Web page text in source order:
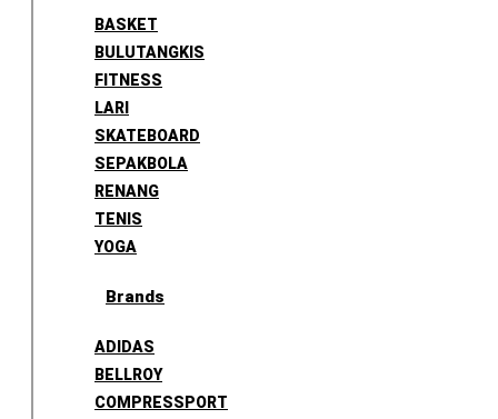
BASKET
BULUTANGKIS
FITNESS
LARI
SKATEBOARD
SEPAKBOLA
RENANG
TENIS
YOGA
Brands
ADIDAS
BELLROY
COMPRESSPORT